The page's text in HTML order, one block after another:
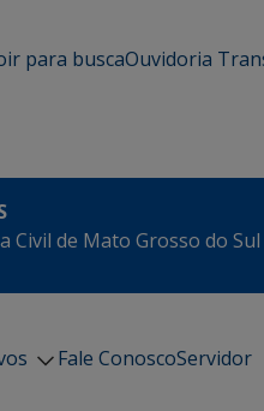
ir para buscaOuvidoria
Civil de Mato Grosso do Sul
Fale ConoscoServidor